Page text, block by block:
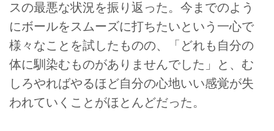
スの最悪な状況を振り返った。今までのよう
にボールをスムーズに打ちたいという一心で
様々なことを試したものの、「どれも自分の
体に馴染むものがありませんでした」と、む
しろやればやるほど自分の心地いい感覚が失
われていくことがほとんどだった。